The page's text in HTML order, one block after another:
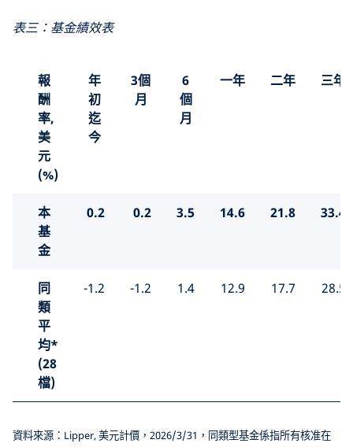
表三：基金績效表
報
酬
率,
美
元
(%)
年
初
迄
今
3個
月
6
個
月
一年 二年 三年
本
基
金
0.2 0.2 3.5 14.6 21.8 33.4
同
類
平
均*
(28
檔)
-1.2 -1.2 1.4 12.9 17.7 28.5
資料來源：Lipper, 美元計價，2026/3/31，同類型基金係指所有核准在